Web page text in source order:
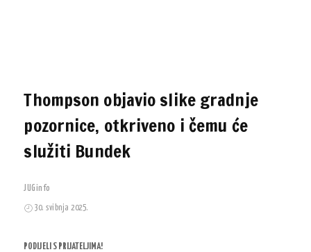
Thompson objavio slike gradnje
pozornice, otkriveno i čemu će
služiti Bundek
JUGinfo
30. svibnja 2025.
PODIJELI S PRIJATELJIMA!